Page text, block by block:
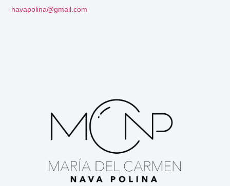
navapolina@gmail.com